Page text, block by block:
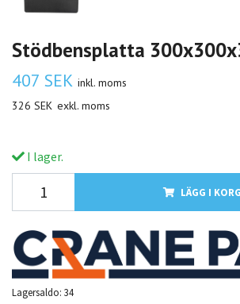
Stödbensplatta
407 SEK inkl. moms
326 SEK exkl. moms
I lager.
LÄGG I
Lagersaldo: 34